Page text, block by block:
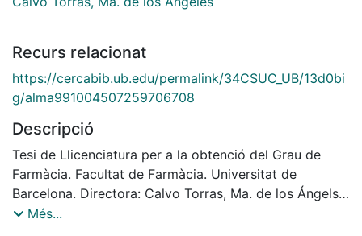
Recurs relacionat
https://cercabib.ub.edu/permalink/34CSUC_UB/13d0bi
g/alma991004507259706708
Descripció
Tesi de Llicenciatura per a la obtenció del Grau de
Farmàcia. Facultat de Farmàcia. Universitat de
Barcelona. Directora: Calvo Torras, Ma. de los Ángels.
1980Més...